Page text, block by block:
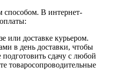
способом. В интернет-
или доставке курьером.
в день доставки, чтобы
подготовить сдачу с любой
товаросопроводительные